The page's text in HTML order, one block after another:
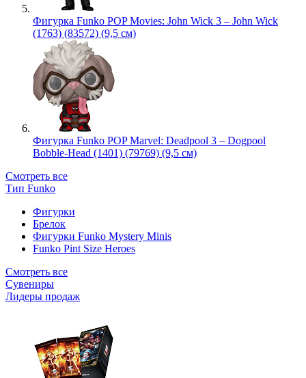
Фигурка Funko POP Movies: John Wick 3 – John Wick
(1763) (83572) (9,5 см)
Фигурка Funko POP Marvel: Deadpool 3 – Dogpool
Bobble-Head (1401) (79769) (9,5 см)
Смотреть все
Тип Funko
Фигурки
Брелок
Фигурки Funko Mystery Minis
Funko Pint Size Heroes
Смотреть все
Сувениры
Лидеры продаж